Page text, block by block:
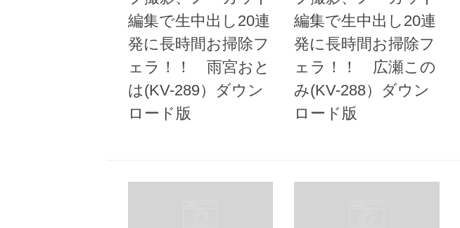
編集で生中出し20連
発に長時間お掃除フ
ェラ！！ 雨宮おと
は(KV-289）ダウン
ロード版
編集で生中出し20連
発に長時間お掃除フ
ェラ！！ 広瀬この
み(KV-288）ダウン
ロード版